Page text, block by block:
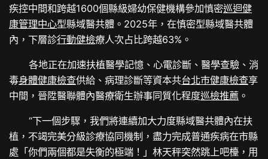
疾控中間和跨越1600個縣級婦幼保健機構參加慎密巡迴健
康管理中心型縣域醫共體。2025年，在慎密型縣域醫共體
內，下層診行動健檢療人次占比跨越63%。
各地正在加速扶植醫學記憶、心電診斷、醫學查驗、消
毒身體健康檢查供給、病理診斷等資本共台北巿健康檢查享
中間，晉陞醫聯體內醫療衛生辦事同質化程度巡檢推薦 。
“下一個步驟，我們將連續加大力度縣域醫共體內在扶
植，不竭完美分級診療協同機制，盡力完成普通疾病在市縣
處「你們兩個都是失衡的極端！」林天秤突然跳上吧檯，用